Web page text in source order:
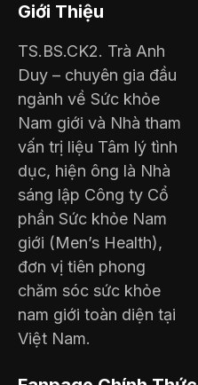
Giới Thiệu
TS.BS.CK2. Trà Anh
Duy – chuyên gia đầu
ngành về Sức khỏe
Nam giới và Nhà tham
vấn trị liệu Tâm lý tình
dục, hiện ông là Nhà
sáng lập Công ty Cổ
phần Sức khỏe Nam
giới (Men’s Health),
đơn vị tiên phong
chăm sóc sức khỏe
nam giới toàn diện tại
Việt Nam.